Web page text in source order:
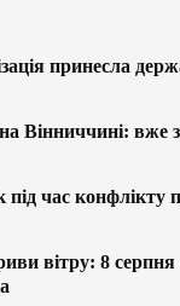
принесла
Вінниччині: вже
під час конфлікту
вітру: 8